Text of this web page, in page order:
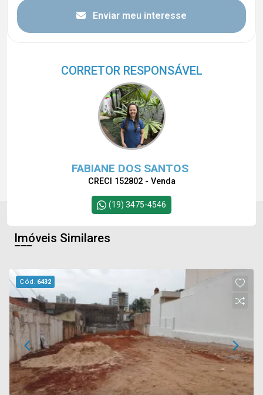
Enviar meu interesse
CORRETOR RESPONSÁVEL
FABIANE DOS SANTOS
CRECI 152802 - Venda
(19) 3475-4546
Imóveis Similares
Cód. 6432